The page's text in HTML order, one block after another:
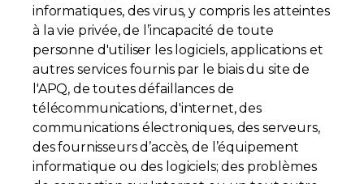
informatiques, des virus, y compris les atteintes
à la vie privée, de l’incapacité de toute
personne d'utiliser les logiciels, applications et
autres services fournis par le biais du site de
l'APQ, de toutes défaillances de
télécommunications, d'internet, des
communications électroniques, des serveurs,
des fournisseurs d’accès, de l’équipement
informatique ou des logiciels; des problèmes